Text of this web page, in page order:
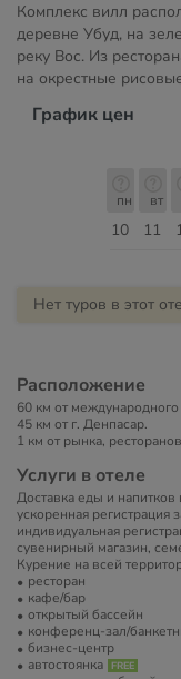
Комплекс вилл
деревне Убуд, на
реку Вос. Из
на окрестные
График цен
10
пн
11
вт
Нет туров в этот
Расположение
60 км от
45 км от г. Денпасар.
1 км от рынка,
Услуги в отеле
Доставка еды и напитков
ускоренная регистрация
индивидуальная
сувенирный магазин,
Курение на всей
ресторан
кафе/бар
открытый бассейн
конференц-зал/
бизнес-центр
автостоянка